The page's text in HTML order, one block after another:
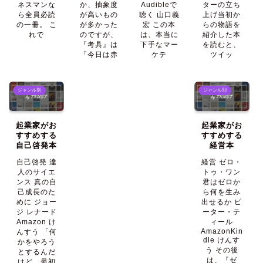
ネスマンな
ら全員必読
の一冊。 こ
れで
か、抽象度
が高いもの
が多かった
のですが、
『考具』は
「今日は赤
Audibleで
聴く 山口義
宏 この本
は、本当に
下手なマー
ケテ
ターの立ち
上げ当初か
らの物語を
紹介した本
を読むと、
ツイッ
ジャンル別
起業家がお
すすめする
自己啓発本
自己啓発 達
人のサイエ
ンス 真の自
己成長のた
めに ジョー
ジ レナード
Amazon け
んすう 「何
かをやろう
とするんだ
ジャンル別
起業家がお
すすめする
経営本
経営 ゼロ・
トゥ・ワン
君はゼロか
ら何を生み
出せるか ピ
ーター・テ
ィール
AmazonKin
dle けんす
う その後
は、『ゼ